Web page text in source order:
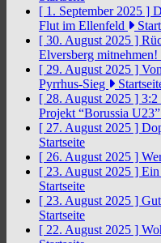
[ 1. September 2025 ]
Flut im Ellenfeld
[ 30. August 2025 ]
Elversberg mitnehmen!
[ 29. August 2025 ]
Pyrrhus-Sieg
[ 28. August 2025 ] 3:2
Projekt “Borussia U23”
[ 27. August 2025 ]
Startseite
[ 26. August 2025 ]
[ 23. August 2025 ] Ein
Startseite
[ 23. August 2025 ]
Startseite
[ 22. August 2025 ]